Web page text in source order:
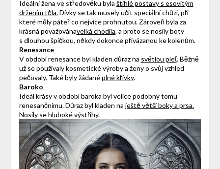
Ideální žena ve středověku byla štíhlé postavy s esovitým
držením těla.Dívky se tak musely učit speciální chůzi, při
které měly páteř co nejvíce prohnutou. Zároveň byla za
krásná považovánavelká chodila, a proto se nosily boty
s dlouhou špičkou, někdy dokonce přivázanou ke kolenům.
Renesance
V období renesance byl kladen důraz na světlou pleť. Běžně
už se používaly kosmetické výroby a ženy o svůj vzhled
pečovaly. Také byly žádanéplné křivky.
Baroko
Ideál krásy v období baroka byl velice podobný tomu
renesančnímu. Důraz byl kladen na ještě větší boky a prsa.
Nosily se hluboké výstřihy.